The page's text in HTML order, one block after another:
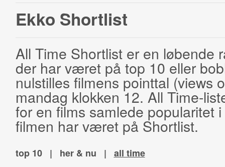
Ekko Shortlist
All Time Shortlist er en løbende
der har været på top 10 eller
nulstilles filmens pointtal (views
mandag klokken 12. All Time-
for en films samlede popularitet
filmen har været på Shortlist.
top 10 | her & nu | all time